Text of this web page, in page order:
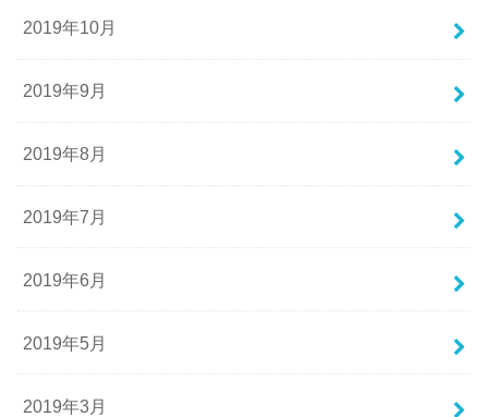
2019年10月
2019年9月
2019年8月
2019年7月
2019年6月
2019年5月
2019年3月